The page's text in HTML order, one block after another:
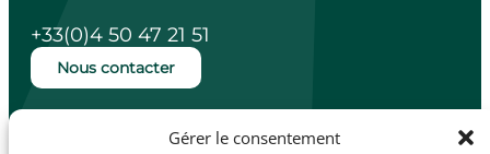
Gérer le consentement
+33(0)4 50 47 21 51
Nous contacter
Lundi, mardi, jeudi et vendredi de 14h à